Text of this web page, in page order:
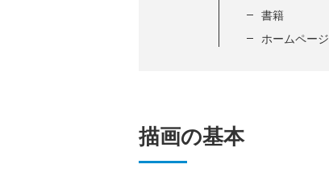
書籍
ホームページ
描画の基本